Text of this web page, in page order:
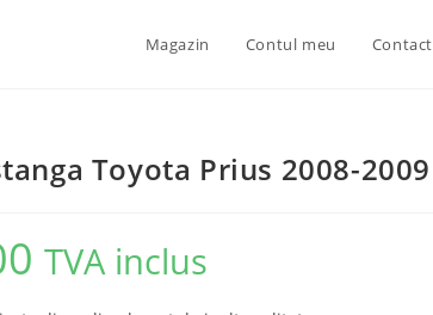
Magazin Contul meu Contact
Toyota Prius 2008-2009
TVA inclus